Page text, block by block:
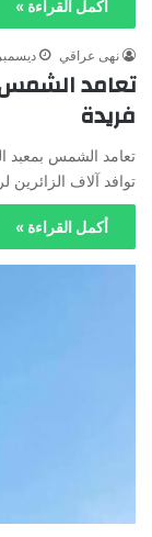
أكمل القراءة »
نهى عراقي ديسمبر 21, 2024
تعامد الشمس
فريدة
⁠توافد آلاف
أكمل القراءة »